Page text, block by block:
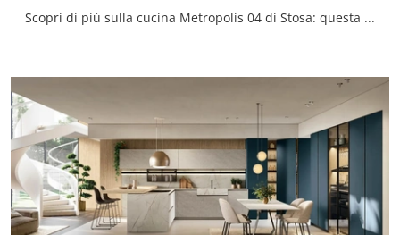
Scopri di più sulla cucina Metropolis 04 di Stosa: questa soluzione in legno sarà la scelta ideale per te!